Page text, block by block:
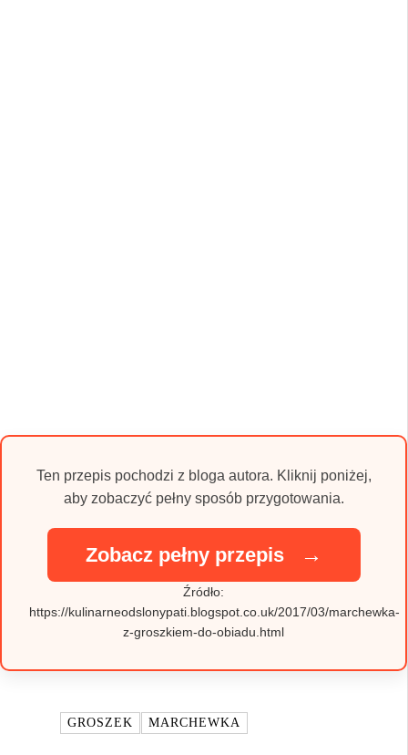
Ten przepis pochodzi z bloga autora. Kliknij poniżej,
aby zobaczyć pełny sposób przygotowania.
Zobacz pełny przepis →
Źródło:
https://kulinarneodslonypati.blogspot.co.uk/2017/03/marchewka-
z-groszkiem-do-obiadu.html
GROSZEK MARCHEWKA